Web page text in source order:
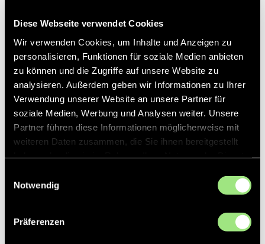
Diese Webseite verwendet Cookies
Wir verwenden Cookies, um Inhalte und Anzeigen zu
personalisieren, Funktionen für soziale Medien anbieten
zu können und die Zugriffe auf unsere Website zu
analysieren. Außerdem geben wir Informationen zu Ihrer
Verwendung unserer Website an unsere Partner für
soziale Medien, Werbung und Analysen weiter. Unsere
Partner führen diese Informationen möglicherweise mit
weiteren Daten zusammen, die Sie ihnen bereitgestellt
Notwendig
Präferenzen
Partner